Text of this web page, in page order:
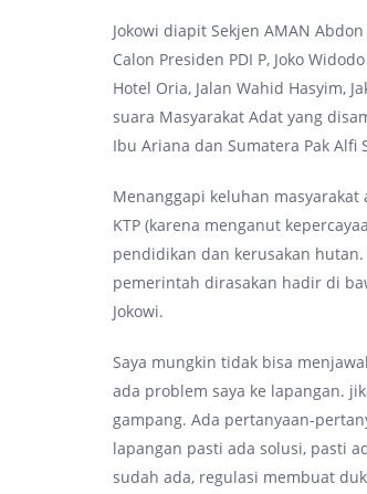
Jokowi diapit Sekjen AMAN
Calon Presiden PDI P, Joko
Hotel Oria, Jalan Wahid Hasyim,
suara Masyarakat Adat yang
Ibu Ariana dan Sumatera Pak Alfi
Menanggapi keluhan
KTP (karena menganut
pendidikan dan kerusakan
pemerintah dirasakan hadir di
Jokowi.
Saya mungkin tidak bisa
ada problem saya ke lapangan.
gampang. Ada pertanyaan-
lapangan pasti ada solusi, pasti
sudah ada, regulasi membuat